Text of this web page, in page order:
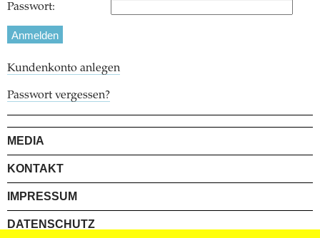
Passwort:
Kundenkonto anlegen
Passwort vergessen?
MEDIA
KONTAKT
IMPRESSUM
DATENSCHUTZ